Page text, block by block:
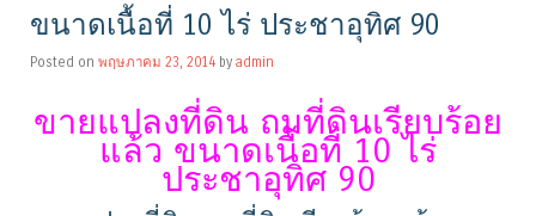
ขนาดเนื้อที่ 10 ไร่ ประชาอุทิศ 90
Posted on พฤษภาคม 23, 2014 by admin
ขายแปลงที่ดิน ถมที่ดินเรียบร้อย
แล้ว ขนาดเนื้อที่ 10 ไร่
ประชาอุทิศ 90